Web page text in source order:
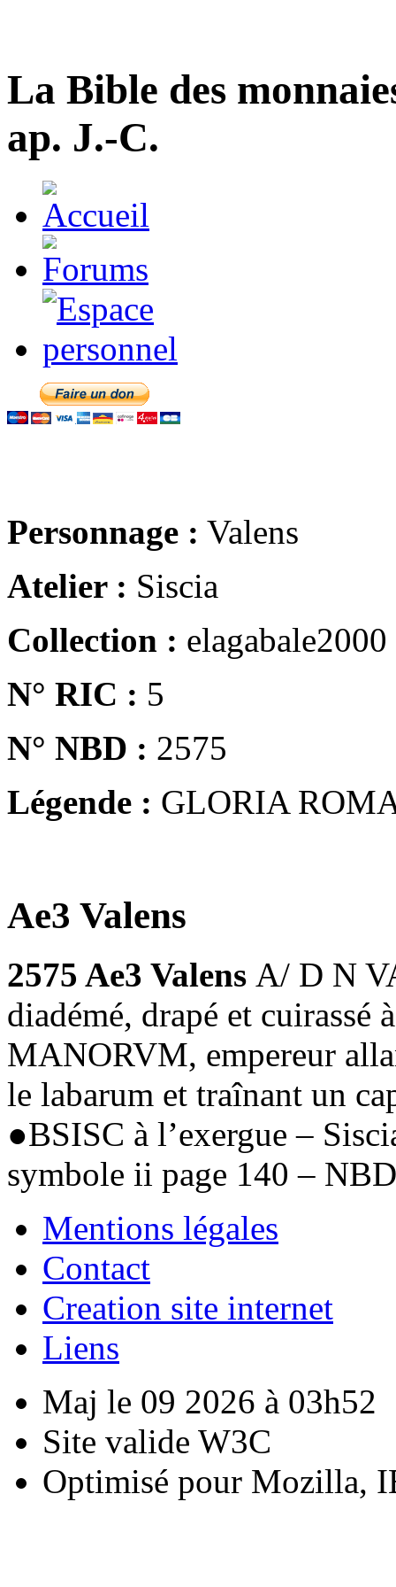
La Bible des
ap. J.-C.
Personnage : Valens
Atelier : Siscia
Collection : elagabale2000
N° RIC : 5
N° NBD : 2575
Légende : GLORIA
Ae3 Valens
2575 Ae3 Valens A/ D N
diadémé, drapé et
MANORVM, empereur
le labarum et traînant un
●BSISC à l’exergue –
symbole ii page 140 –
Mentions légales
Contact
Creation site internet
Liens
Maj le 09 2026 à 03h52
Site valide W3C
Optimisé pour Mozilla,